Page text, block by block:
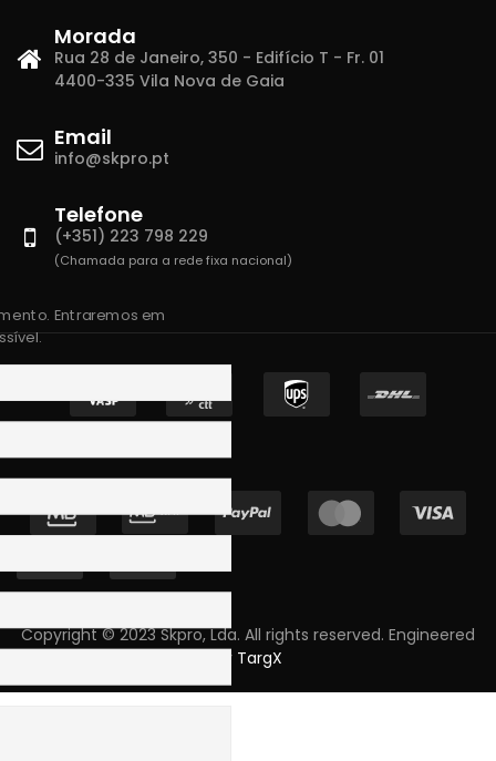
Morada
Rua 28 de Janeiro, 350 - Edifício T - Fr. 01
4400-335 Vila Nova de Gaia
Email
info@skpro.pt
Telefone
(+351) 223 798 229
(Chamada para a rede fixa nacional)
Copyright © 2023 Skpro, Lda. All rights reserved. Engineered
by TargX
Entraremos em